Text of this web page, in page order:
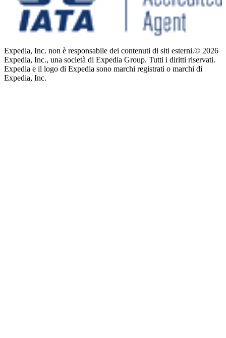
Expedia, Inc. non è responsabile dei contenuti di siti esterni.© 2026
Expedia, Inc., una società di Expedia Group. Tutti i diritti riservati.
Expedia e il logo di Expedia sono marchi registrati o marchi di
Expedia, Inc.